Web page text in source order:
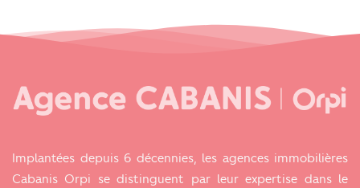
Implantées depuis 6 décennies, les agences immobilières
Cabanis Orpi se distinguent par leur expertise dans le